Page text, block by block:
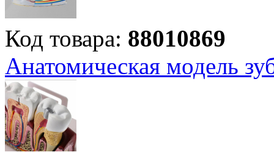
Код товара: 88010869
Анатомическая модель